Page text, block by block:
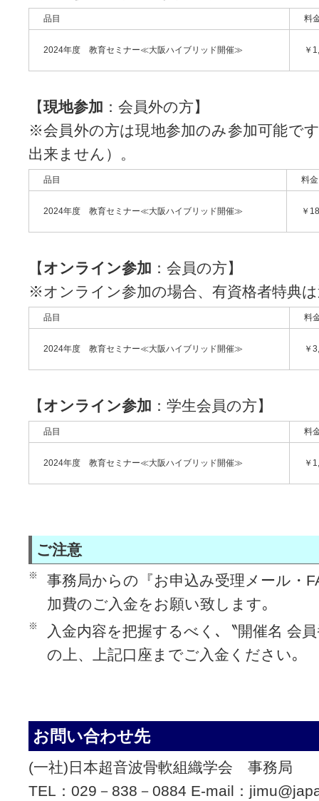
品目 料
2024年度 教育セミナー≪大阪ハイブリッド開催≫ ￥
【現地参加 ：会員外の方】
※会員外の方は現地参加のみ参加可能で
出来ません）。
品目 料金
2024年度 教育セミナー≪大阪ハイブリッド開催≫ ￥
【オンライン参加 ：会員の方】
※オンライン参加の場合、有資格者特典
品目 料
2024年度 教育セミナー≪大阪ハイブリッド開催≫ ￥
【オンライン参加 ：学生会員の方】
品目 料
2024年度 教育セミナー≪大阪ハイブリッド開催≫ ￥
ご注意
※
事務局からの『お申込み受理メール・
加費のご入金をお願い致します｡
※
入金内容を把握するべく､〝開催名 会
の上、上記口座までご入金ください｡
お問い合わせ先
(一社)日本超音波骨軟組織学会 事務局
TEL：029－838－0884 E-mail：